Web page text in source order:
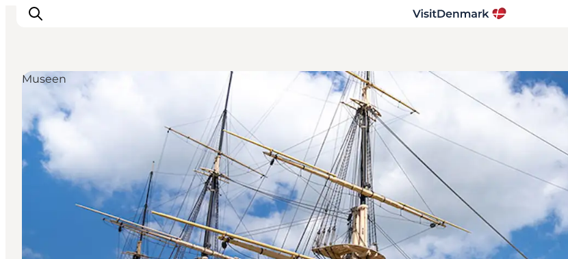
Inspiration
Regionen
Erlebnisse
Unterkünfte
Reiseplanung
Museen